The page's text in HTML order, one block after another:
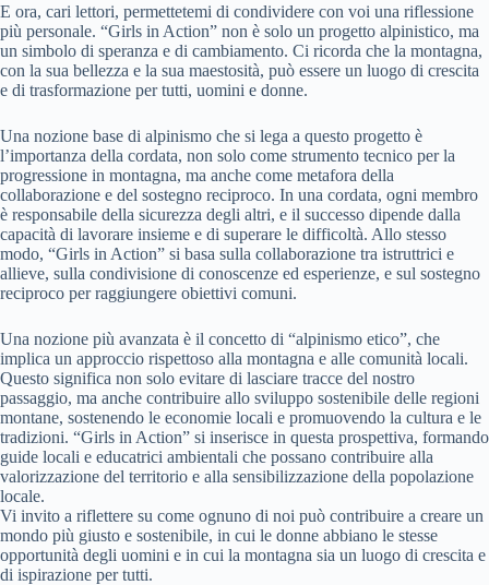
E ora, cari lettori, permettetemi di condividere con voi una riflessione
più personale. “Girls in Action” non è solo un progetto alpinistico, ma
un simbolo di speranza e di cambiamento. Ci ricorda che la montagna,
con la sua bellezza e la sua maestosità, può essere un luogo di crescita
e di trasformazione per tutti, uomini e donne.
Una nozione base di alpinismo che si lega a questo progetto è
l’importanza della cordata, non solo come strumento tecnico per la
progressione in montagna, ma anche come metafora della
collaborazione e del sostegno reciproco. In una cordata, ogni membro
è responsabile della sicurezza degli altri, e il successo dipende dalla
capacità di lavorare insieme e di superare le difficoltà. Allo stesso
modo, “Girls in Action” si basa sulla collaborazione tra istruttrici e
allieve, sulla condivisione di conoscenze ed esperienze, e sul sostegno
reciproco per raggiungere obiettivi comuni.
Una nozione più avanzata è il concetto di “alpinismo etico”, che
implica un approccio rispettoso alla montagna e alle comunità locali.
Questo significa non solo evitare di lasciare tracce del nostro
passaggio, ma anche contribuire allo sviluppo sostenibile delle regioni
montane, sostenendo le economie locali e promuovendo la cultura e le
tradizioni. “Girls in Action” si inserisce in questa prospettiva, formando
guide locali e educatrici ambientali che possano contribuire alla
valorizzazione del territorio e alla sensibilizzazione della popolazione
locale.
Vi invito a riflettere su come ognuno di noi può contribuire a creare un
mondo più giusto e sostenibile, in cui le donne abbiano le stesse
opportunità degli uomini e in cui la montagna sia un luogo di crescita e
di ispirazione per tutti.